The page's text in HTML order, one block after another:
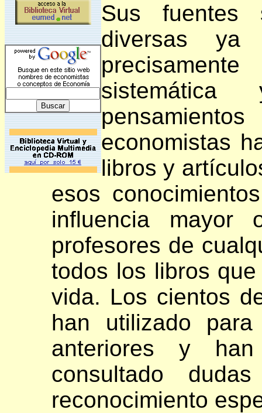
Sus fuentes
diversas
economistas
libros y
esos
influencia
profesores de
todos los libros
vida. Los cientos
han utilizado
anteriores y
consultado
reconocimiento